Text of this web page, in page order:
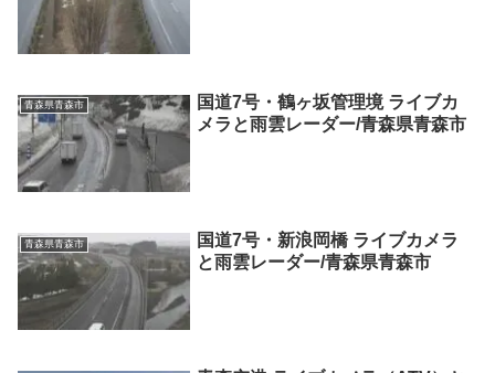
青森県青森市
国道7号・鶴ヶ坂管理境 ライブカ
メラと雨雲レーダー/青森県青森市
青森県青森市
国道7号・新浪岡橋 ライブカメラ
と雨雲レーダー/青森県青森市